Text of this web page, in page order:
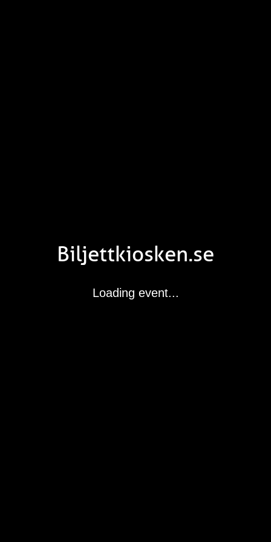
Biljettkiosken.se
Loading event...